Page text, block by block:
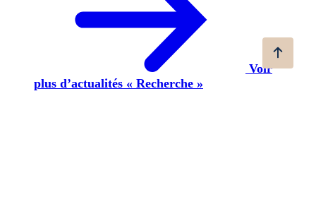
Voir
plus d’actualités « Recherche »